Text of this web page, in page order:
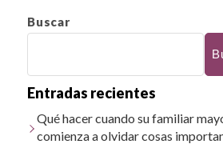
Buscar
Entradas recientes
Qué hacer cuando su familiar
comienza a olvidar cosas